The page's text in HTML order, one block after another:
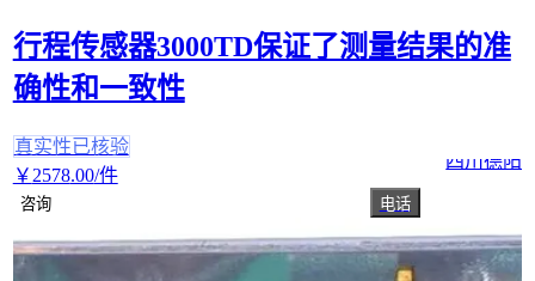
行程传感器3000TD保证了测量结果的准
确性和一致性
真实性已核验
￥ 2578.00/件
四川德阳
咨询 电话